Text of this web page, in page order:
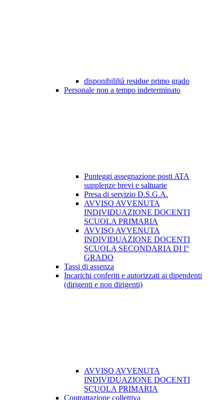
disponibililtà residue primo grado
Personale non a tempo indeterminato
Punteggi assegnazione posti ATA
supplenze brevi e saltuarie
Presa di servizio D.S.G.A.
AVVISO AVVENUTA
INDIVIDUAZIONE DOCENTI
SCUOLA PRIMARIA
AVVISO AVVENUTA
INDIVIDUAZIONE DOCENTI
SCUOLA SECONDARIA DI I°
GRADO
Tassi di assenza
Incarichi conferiti e autorizzati ai dipendenti
(dirigenti e non dirigenti)
AVVISO AVVENUTA
INDIVIDUAZIONE DOCENTI
SCUOLA PRIMARIA
Contrattazione collettiva